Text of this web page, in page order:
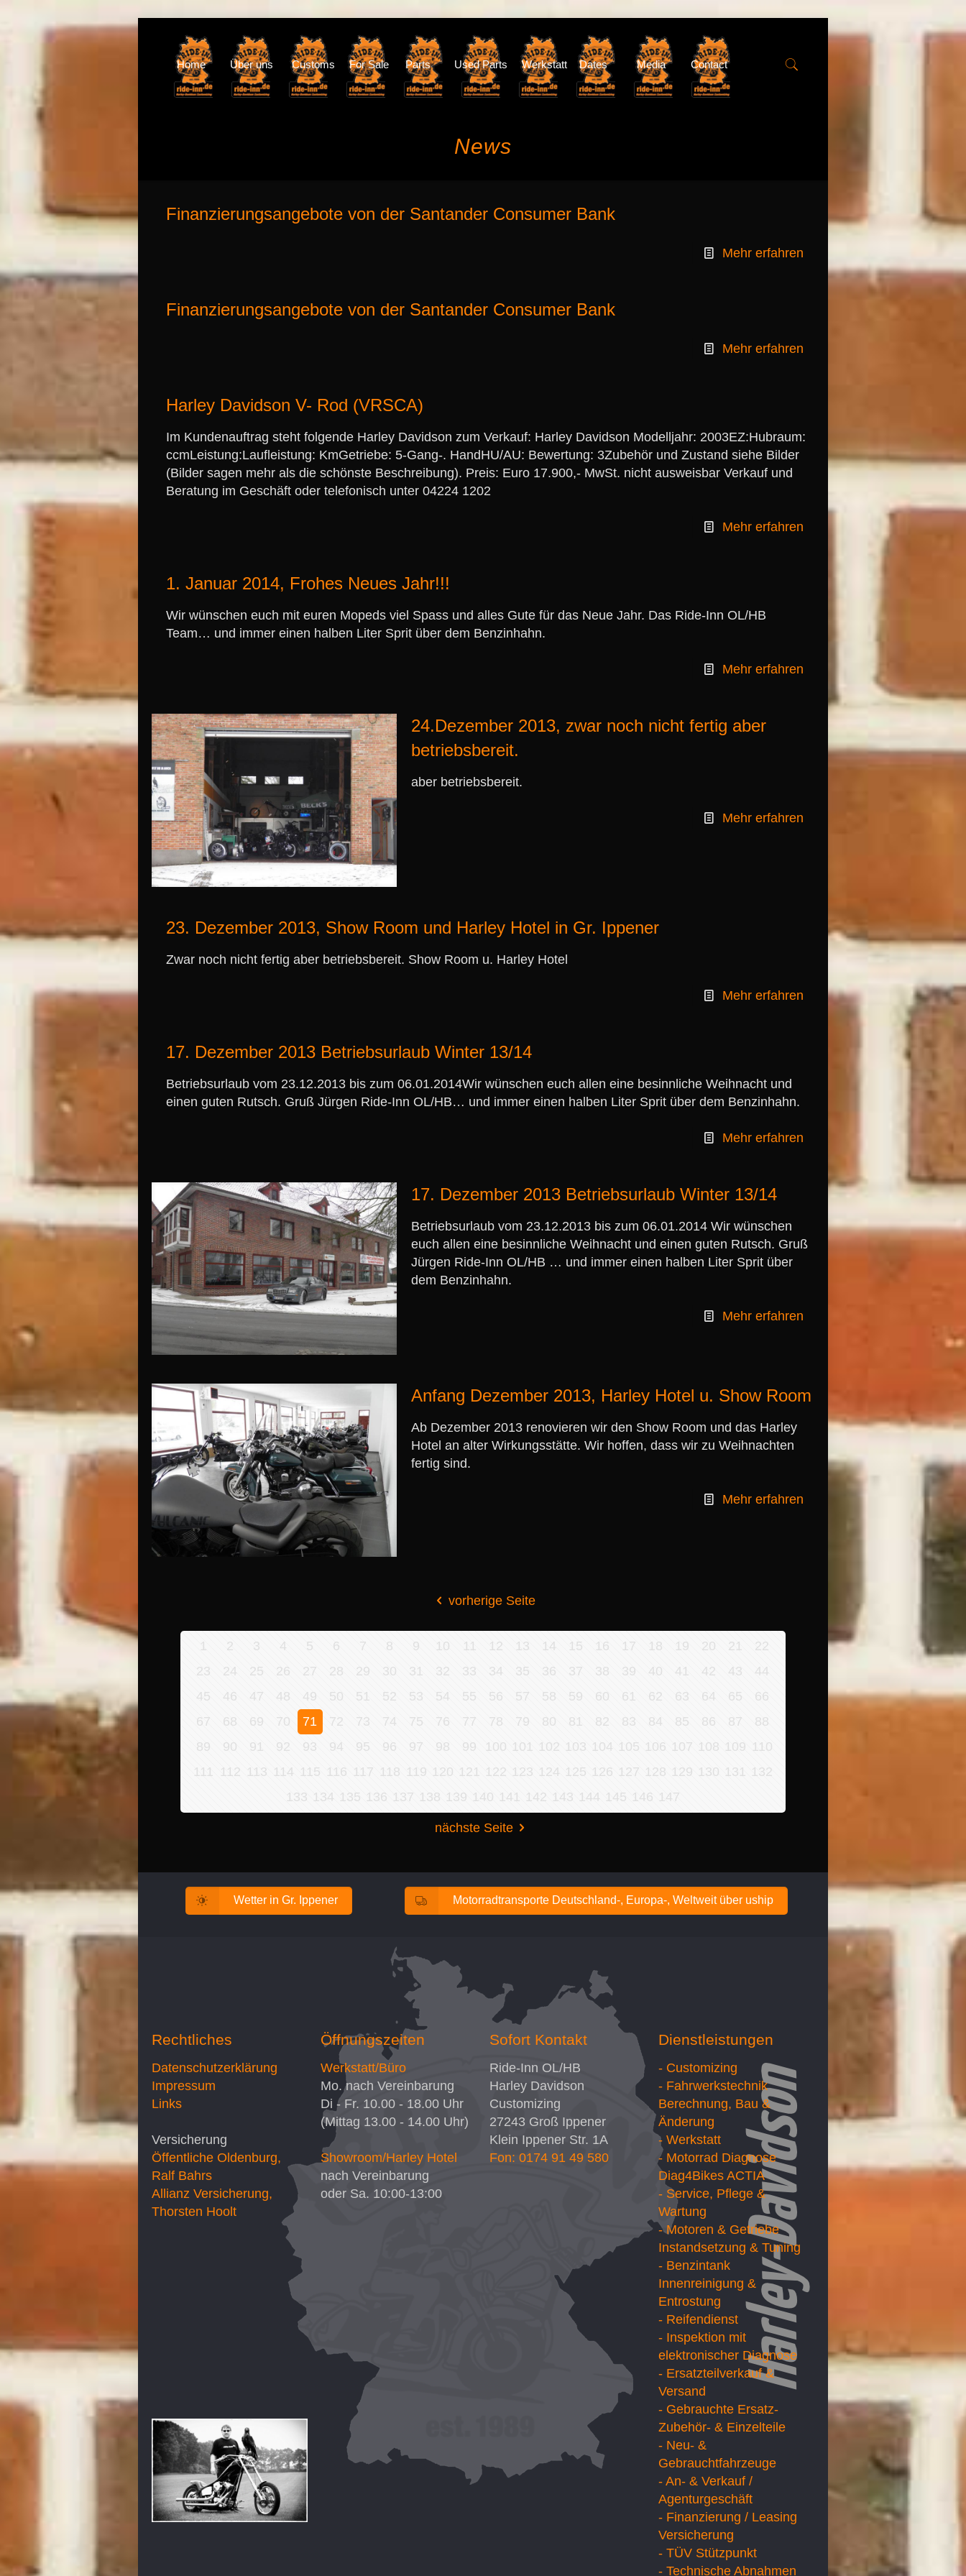
Home Über uns Customs For Sale Parts Used Parts Werkstatt Dates Media Contact
News
Finanzierungsangebote von der Santander Consumer Bank
Mehr erfahren
Finanzierungsangebote von der Santander Consumer Bank
Mehr erfahren
Harley Davidson V- Rod (VRSCA)
Im Kundenauftrag steht folgende Harley Davidson zum Verkauf: Harley Davidson Modelljahr: 2003EZ:Hubraum:
ccmLeistung:Laufleistung: KmGetriebe: 5-Gang-. HandHU/AU: Bewertung: 3Zubehör und Zustand siehe Bilder
(Bilder sagen mehr als die schönste Beschreibung). Preis: Euro 17.900,- MwSt. nicht ausweisbar Verkauf und
Beratung im Geschäft oder telefonisch unter 04224 1202
Mehr erfahren
1. Januar 2014, Frohes Neues Jahr!!!
Wir wünschen euch mit euren Mopeds viel Spass und alles Gute für das Neue Jahr. Das Ride-Inn OL/HB
Team… und immer einen halben Liter Sprit über dem Benzinhahn.
Mehr erfahren
24.Dezember 2013, zwar noch nicht fertig aber
betriebsbereit.
aber betriebsbereit.
Mehr erfahren
23. Dezember 2013, Show Room und Harley Hotel in Gr. Ippener
Zwar noch nicht fertig aber betriebsbereit. Show Room u. Harley Hotel
Mehr erfahren
17. Dezember 2013 Betriebsurlaub Winter 13/14
Betriebsurlaub vom 23.12.2013 bis zum 06.01.2014Wir wünschen euch allen eine besinnliche Weihnacht und
einen guten Rutsch. Gruß Jürgen Ride-Inn OL/HB… und immer einen halben Liter Sprit über dem Benzinhahn.
Mehr erfahren
17. Dezember 2013 Betriebsurlaub Winter 13/14
Betriebsurlaub vom 23.12.2013 bis zum 06.01.2014 Wir wünschen
euch allen eine besinnliche Weihnacht und einen guten Rutsch. Gruß
Jürgen Ride-Inn OL/HB … und immer einen halben Liter Sprit über
dem Benzinhahn.
Mehr erfahren
Anfang Dezember 2013, Harley Hotel u. Show Room
Ab Dezember 2013 renovieren wir den Show Room und das Harley
Hotel an alter Wirkungsstätte. Wir hoffen, dass wir zu Weihnachten
fertig sind.
Mehr erfahren
vorherige Seite
1 2 3 4 5 6 7 8 9 10 11 12 13 14 15 16 17 18 19 20 21
22
23
24 25 26 27 28 29 30 31 32 33 34 35 36 37 38 39 40 41 42 43
44
45
46 47 48 49 50 51 52 53 54 55 56 57 58 59 60 61 62 63 64 65
66
67
68 69 70 71 72 73 74 75 76 77 78 79 80 81 82 83 84 85 86 87
88
89
90 91 92 93 94 95 96 97 98 99 100 101 102 103 104 105 106 107 108 109
110
111
112 113 114 115 116 117 118 119 120 121 122 123 124 125 126 127 128 129 130 131
132
133
134 135 136 137 138 139 140 141 142 143 144 145 146 147
nächste Seite
Wetter in Gr. Ippener Motorradtransporte Deutschland-, Europa-, Weltweit über uship
Rechtliches
Datenschutzerklärung
Impressum
Links
Versicherung
Öffentliche Oldenburg,
Ralf Bahrs
Allianz Versicherung,
Thorsten Hoolt
Öffnungszeiten
Werkstatt/Büro
Mo. nach Vereinbarung
Di - Fr. 10.00 - 18.00 Uhr
(Mittag 13.00 - 14.00 Uhr)
Showroom/Harley Hotel
nach Vereinbarung
oder Sa. 10:00-13:00
Sofort Kontakt
Ride-Inn OL/HB
Harley Davidson
Customizing
27243 Groß Ippener
Klein Ippener Str. 1A
Fon: 0174 91 49 580
Dienstleistungen
- Customizing
- Fahrwerkstechnik
Berechnung, Bau &
Änderung
- Werkstatt
- Motorrad Diagnose
Diag4Bikes ACTIA
- Service, Pflege &
Wartung
- Motoren & Getriebe
Instandsetzung & Tuning
- Benzintank
Innenreinigung &
Entrostung
- Reifendienst
- Inspektion mit
elektronischer Diagnose
- Ersatzteilverkauf &
Versand
- Gebrauchte Ersatz-
Zubehör- & Einzelteile
- Neu- &
Gebrauchtfahrzeuge
- An- & Verkauf /
Agenturgeschäft
- Finanzierung / Leasing
Versicherung
- TÜV Stützpunkt
- Technische Abnahmen